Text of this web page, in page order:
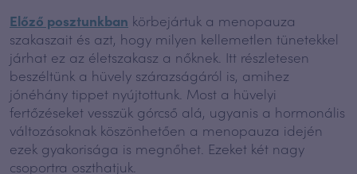
Előző posztunkban körbejártuk a menopauza
szakaszait és azt, hogy milyen kellemetlen tünetekkel
járhat ez az életszakasz a nőknek. Itt részletesen
beszéltünk a hüvely szárazságáról is, amihez
jónéhány tippet nyújtottunk. Most a hüvelyi
fertőzéseket vesszük górcső alá, ugyanis a hormonális
változásoknak köszönhetően a menopauza idején
ezek gyakorisága is megnőhet. Ezeket két nagy
csoportra oszthatjuk.